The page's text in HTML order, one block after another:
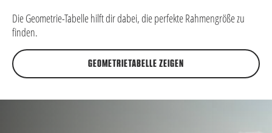
Die Geometrie-Tabelle hilft dir dabei, die perfekte Rahmengröße zu
finden.
GEOMETRIETABELLE ZEIGEN